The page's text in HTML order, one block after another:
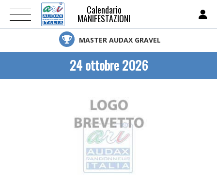
Calendario
MANIFESTAZIONI
MASTER AUDAX GRAVEL
24 ottobre 2026